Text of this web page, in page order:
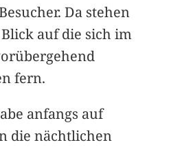
Da stehen
auf die sich im
fern.
anfangs auf
die nächtlichen